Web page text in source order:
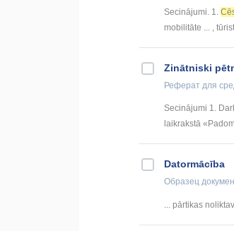
Secinājumi. 1.
mobilitāte ... ,
Zinātniski
Реферат для
Secinājumi 1.
laikrakstā
Datormācība
Образец
... pārtikas